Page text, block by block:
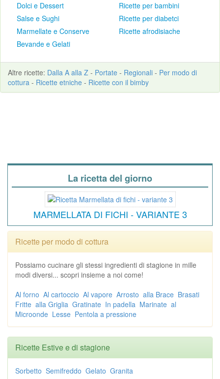
Dolci e Dessert
Salse e Sughi
Marmellate e Conserve
Bevande e Gelati
Ricette per bambini
Ricette per diabetci
Ricette afrodisiache
Altre ricette: Dalla A alla Z - Portate - Regionali - Per modo di
cottura - Ricette etniche - Ricette con il bimby
La ricetta del giorno
MARMELLATA DI FICHI - VARIANTE 3
Ricette per modo di cottura
Possiamo cucinare gli stessi ingredienti di stagione in mille
modi diversi... scopri insieme a noi come!
Al forno Al cartoccio Al vapore Arrosto alla Brace Brasati
Fritte alla Griglia Gratinate In padella Marinate al
Microonde Lesse Pentola a pressione
Ricette Estive e di stagione
Sorbetto Semifreddo Gelato Granita